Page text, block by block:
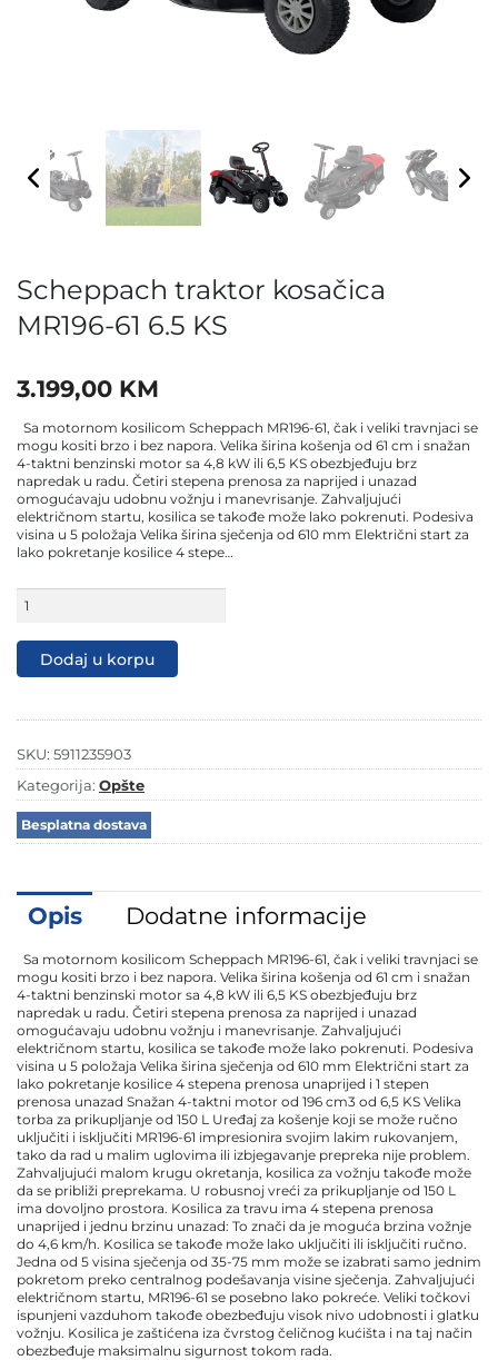
Scheppach traktor kosačica
MR196-61 6.5 KS
3.199,00 KM
Sa motornom kosilicom Scheppach MR196-61, čak i veliki travnjaci se
mogu kositi brzo i bez napora. Velika širina košenja od 61 cm i snažan
4-taktni benzinski motor sa 4,8 kW ili 6,5 KS obezbjeđuju brz
napredak u radu. Četiri stepena prenosa za naprijed i unazad
omogućavaju udobnu vožnju i manevrisanje. Zahvaljujući
električnom startu, kosilica se takođe može lako pokrenuti. Podesiva
visina u 5 položaja Velika širina sječenja od 610 mm Električni start za
lako pokretanje kosilice 4 stepe…
traktor
MR196-
količina
Dodaj u korpu
SKU: 5911235903
Kategorija: Opšte
Besplatna dostava
Opis Dodatne informacije
Sa motornom kosilicom Scheppach MR196-61, čak i veliki travnjaci se
mogu kositi brzo i bez napora. Velika širina košenja od 61 cm i snažan
4-taktni benzinski motor sa 4,8 kW ili 6,5 KS obezbjeđuju brz
napredak u radu. Četiri stepena prenosa za naprijed i unazad
omogućavaju udobnu vožnju i manevrisanje. Zahvaljujući
električnom startu, kosilica se takođe može lako pokrenuti. Podesiva
visina u 5 položaja Velika širina sječenja od 610 mm Električni start za
lako pokretanje kosilice 4 stepena prenosa unaprijed i 1 stepen
prenosa unazad Snažan 4-taktni motor od 196 cm3 od 6,5 KS Velika
torba za prikupljanje od 150 L Uređaj za košenje koji se može ručno
uključiti i isključiti MR196-61 impresionira svojim lakim rukovanjem,
tako da rad u malim uglovima ili izbjegavanje prepreka nije problem.
Zahvaljujući malom krugu okretanja, kosilica za vožnju takođe može
da se približi preprekama. U robusnoj vreći za prikupljanje od 150 L
ima dovoljno prostora. Kosilica za travu ima 4 stepena prenosa
unaprijed i jednu brzinu unazad: To znači da je moguća brzina vožnje
do 4,6 km/h. Kosilica se takođe može lako uključiti ili isključiti ručno.
Jedna od 5 visina sječenja od 35-75 mm može se izabrati samo jednim
pokretom preko centralnog podešavanja visine sječenja. Zahvaljujući
električnom startu, MR196-61 se posebno lako pokreće. Veliki točkovi
ispunjeni vazduhom takođe obezbeđuju visok nivo udobnosti i glatku
vožnju. Kosilica je zaštićena iza čvrstog čeličnog kućišta i na taj način
obezbeđuje maksimalnu sigurnost tokom rada.